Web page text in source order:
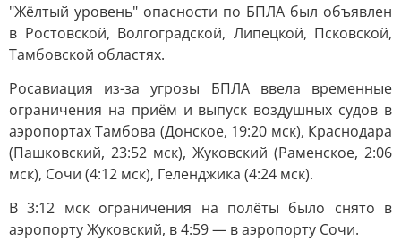
"Жёлтый уровень" опасности по БПЛА был объявлен
в Ростовской, Волгоградской, Липецкой, Псковской,
Тамбовской областях.
Росавиация из-за угрозы БПЛА ввела временные
ограничения на приём и выпуск воздушных судов в
аэропортах Тамбова (Донское, 19:20 мск), Краснодара
(Пашковский, 23:52 мск), Жуковский (Раменское, 2:06
мск), Сочи (4:12 мск), Геленджика (4:24 мск).
В 3:12 мск ограничения на полёты было снято в
аэропорту Жуковский, в 4:59 — в аэропорту Сочи.